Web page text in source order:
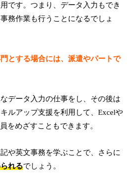
です。つまり、データ入力もでき
務作業も行うことになるでしょ
とする場合には、派遣やパートで
データ入力の仕事をし、その後は
ルアップ支援を利用して、Excelや
をめざすこともできます。
や英文事務を学ぶことで、さらに
れるでしょう。